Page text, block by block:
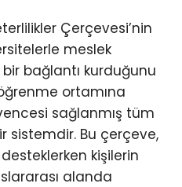
Çerçevesi’nin
meslek
bağlantı kurduğunu
ortamına
sağlanmış tüm
sistemdir. Bu çerçeve,
kişilerin
alanda